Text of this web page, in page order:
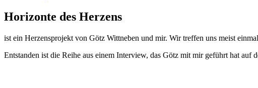
Horizonte des Herzens
ist ein Herzensprojekt von Götz Wittneben und mir. Wir treffen uns meist
Entstanden ist die Reihe aus einem Interview, das Götz mit mir geführt hat auf